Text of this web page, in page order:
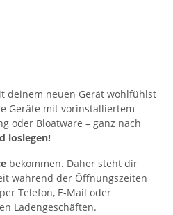
deinem neuen Gerät wohlfühlst
Geräte mit vorinstalliertem
oder Bloatware – ganz nach
loslegen!
bekommen. Daher steht dir
während der Öffnungszeiten
Telefon, E-Mail oder
Ladengeschäften.